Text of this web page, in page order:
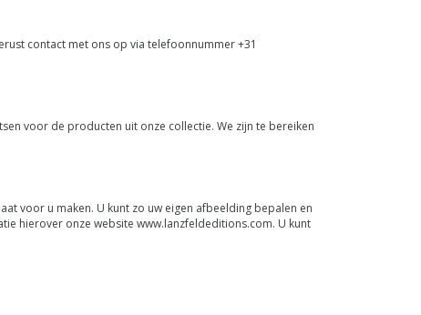
contact met ons op via telefoonnummer +31
voor de producten uit onze collectie. We zijn te bereiken
voor u maken. U kunt zo uw eigen afbeelding bepalen en
hierover onze website www.lanzfeldeditions.com. U kunt